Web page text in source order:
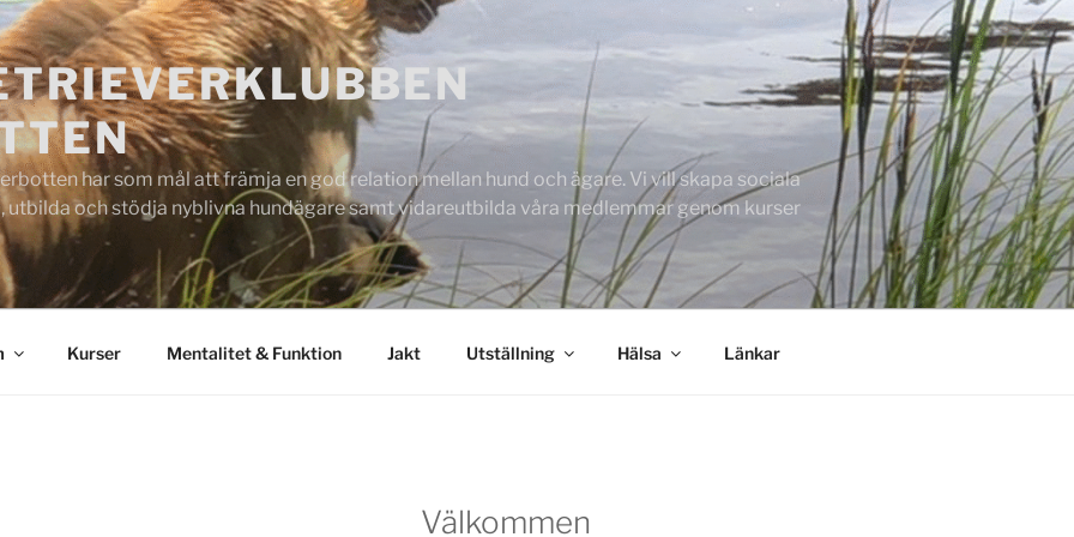
har som mål att främja en god relation mellan hund och ägare. Vi vill skapa sociala
och stödja nyblivna hundägare samt vidareutbilda våra medlemmar genom kurser
Kurser Mentalitet & Funktion Jakt Utställning Hälsa Länkar
Välkommen